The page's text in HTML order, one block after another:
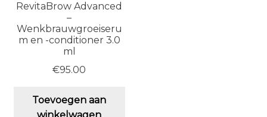
RevitaBrow Advanced
–
Wenkbrauwgroeiseru
m en -conditioner 3.0
ml
€95.00
Toevoegen aan
winkelwagen